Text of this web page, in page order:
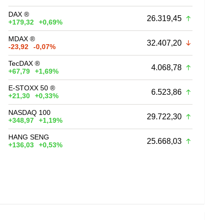
DAX ®
+179,32
+0,69% 26.319,45
MDAX ®
-23,92
-0,07% 32.407,20
TecDAX ®
+67,79
+1,69% 4.068,78
E-STOXX 50 ®
+21,30
+0,33% 6.523,86
NASDAQ 100
+348,97
+1,19% 29.722,30
HANG SENG
+136,03
+0,53% 25.668,03